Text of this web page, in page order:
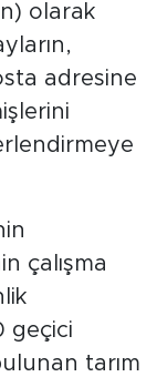
olarak
adresine
çalışma
geçici
tarım